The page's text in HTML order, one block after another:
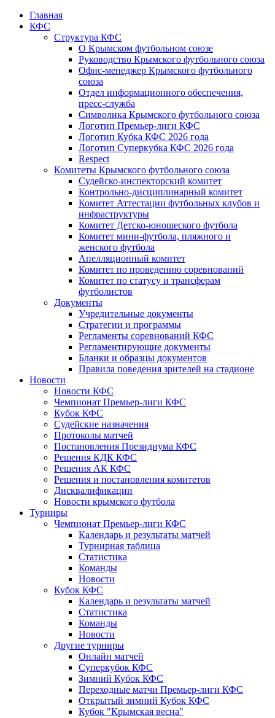
Главная
КФС
Структура КФС
О Крымском футбольном союзе
Руководство Крымского футбольного союза
Офис-менеджер Крымского футбольного
союза
Отдел информационного обеспечения,
пресс-служба
Символика Крымского футбольного союза
Логотип Премьер-лиги КФС
Логотип Кубка КФС 2026 года
Логотип Суперкубка КФС 2026 года
Respect
Комитеты Крымского футбольного союза
Судейско-инспекторский комитет
Контрольно-дисциплинарный комитет
Комитет Аттестации футбольных клубов и
инфраструктуры
Комитет Детско-юношеского футбола
Комитет мини-футбола, пляжного и
женского футбола
Апелляционный комитет
Комитет по проведению соревнований
Комитет по статусу и трансферам
футболистов
Документы
Учредительные документы
Стратегии и программы
Регламенты соревнований КФС
Регламентирующие документы
Бланки и образцы документов
Правила поведения зрителей на стадионе
Новости
Новости КФС
Чемпионат Премьер-лиги КФС
Кубок КФС
Судейские назначения
Протоколы матчей
Постановления Президиума КФС
Решения КДК КФС
Решения АК КФС
Решения и постановления комитетов
Дисквалификации
Новости крымского футбола
Турниры
Чемпионат Премьер-лиги КФС
Календарь и результаты матчей
Турнирная таблица
Статистика
Команды
Новости
Кубок КФС
Календарь и результаты матчей
Статистика
Команды
Новости
Другие турниры
Онлайн матчей
Суперкубок КФС
Зимний Кубок КФС
Переходные матчи Премьер-лиги КФС
Открытый зимний Кубок КФС
Кубок "Крымская весна"